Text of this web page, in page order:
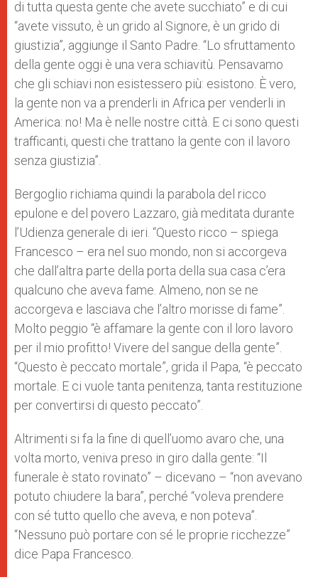
di tutta questa gente che avete succhiato” e di cui
“avete vissuto, è un grido al Signore, è un grido di
giustizia”, aggiunge il Santo Padre. “Lo sfruttamento
della gente oggi è una vera schiavitù. Pensavamo
che gli schiavi non esistessero più: esistono. È vero,
la gente non va a prenderli in Africa per venderli in
America: no! Ma è nelle nostre città. E ci sono questi
trafficanti, questi che trattano la gente con il lavoro
senza giustizia”.
Bergoglio richiama quindi la parabola del ricco
epulone e del povero Lazzaro, già meditata durante
l’Udienza generale di ieri. “Questo ricco – spiega
Francesco – era nel suo mondo, non si accorgeva
che dall’altra parte della porta della sua casa c’era
qualcuno che aveva fame. Almeno, non se ne
accorgeva e lasciava che l’altro morisse di fame”.
Molto peggio “è affamare la gente con il loro lavoro
per il mio profitto! Vivere del sangue della gente”.
“Questo è peccato mortale”, grida il Papa, “è peccato
mortale. E ci vuole tanta penitenza, tanta restituzione
per convertirsi di questo peccato”.
Altrimenti si fa la fine di quell’uomo avaro che, una
volta morto, veniva preso in giro dalla gente: “Il
funerale è stato rovinato” – dicevano – “non avevano
potuto chiudere la bara”, perché “voleva prendere
con sé tutto quello che aveva, e non poteva”.
“Nessuno può portare con sé le proprie ricchezze”
dice Papa Francesco.